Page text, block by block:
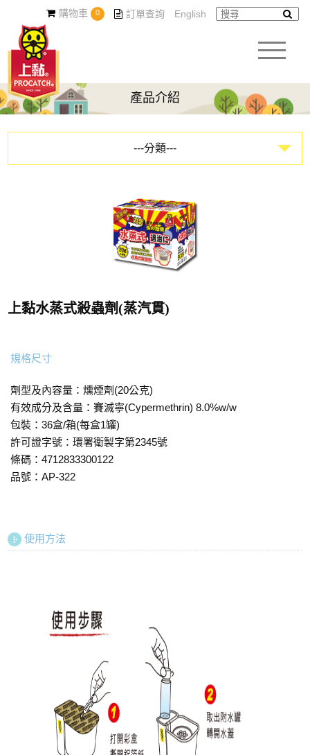
購物車 0 訂單查詢 English
產品介紹
---分類---
蟑螂屋系列
環境用藥系列
捕蟲燈系列
上黏水蒸式殺蟲劑(蒸汽貫)
規格尺寸
劑型及內容量：燻煙劑(20公克)
有效成分及含量：賽滅寧(Cypermethrin) 8.0%w/w
包裝：36盒/箱(每盒1罐)
許可證字號：環署衛製字第2345號
條碼：4712833300122
品號：AP-322
使用方法